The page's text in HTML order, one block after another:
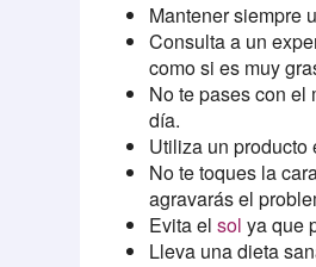
Mantener siempre
Consulta a un
como si es muy
No te pases con
día.
Utiliza un producto
No te toques la
agravarás el
Evita elsol ya que
Lleva una dieta